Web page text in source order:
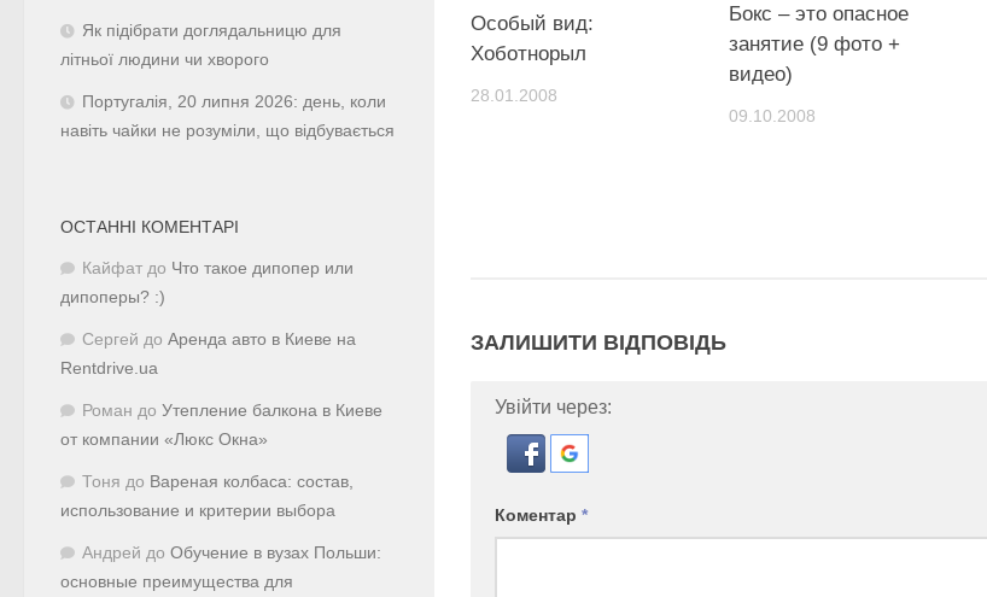
Особый вид:
Хоботнорыл
28.01.2008
Бокс – это опасное
занятие (9 фото +
видео)
09.10.2008
ЗАЛИШИТИ ВІДПОВІДЬ
Увійти через:
Коментар *
Як підібрати доглядальницю для
літньої людини чи хворого
Португалія, 20 липня 2026: день, коли
навіть чайки не розуміли, що відбувається
ОСТАННІ КОМЕНТАРІ
Кайфат до Что такое дипопер или
дипоперы? :)
Сергей до Аренда авто в Киеве на
Rentdrive.ua
Роман до Утепление балкона в Киеве
от компании «Люкс Окна»
Тоня до Вареная колбаса: состав,
использование и критерии выбора
Андрей до Обучение в вузах Польши:
основные преимущества для